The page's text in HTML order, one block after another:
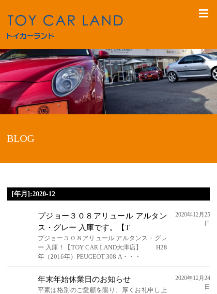
BLOG
[年月]:2020-12
プジョー３０８アリュール アルタン
ス・グレー 入庫です。【T
プジョー３０８アリュール アルタンス・グレ
ー 入庫！【TOY CAR LAND大津店】 H28
年（2016年）PEUGEOT 308 A・・・
2020年12月25
日
年末年始休業日のお知らせ
平素は格別のご愛顧を賜り、厚くお礼申し上
2020年12月24
日